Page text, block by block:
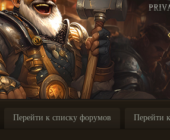
Перейти к списку форумов Перейти